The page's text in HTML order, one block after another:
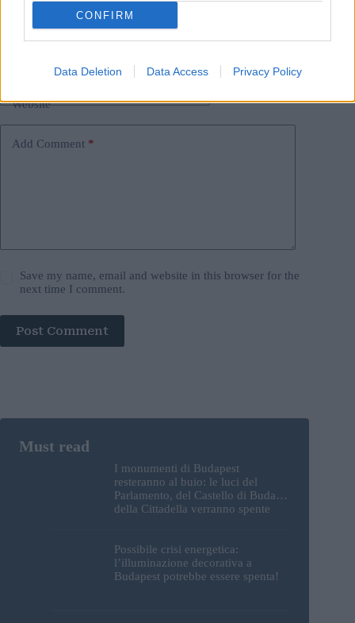
CONFIRM
Data Deletion Data Access Privacy Policy
Name*
Website
Add Comment *
Save my name, email and website in this browser for the
next time I comment.
Post Comment
I monumenti di Budapest
resteranno al buio: le luci del
Parlamento, del Castello di Buda e
della Cittadella verranno spente
Possibile crisi energetica:
l’illuminazione decorativa a
Budapest potrebbe essere spenta!